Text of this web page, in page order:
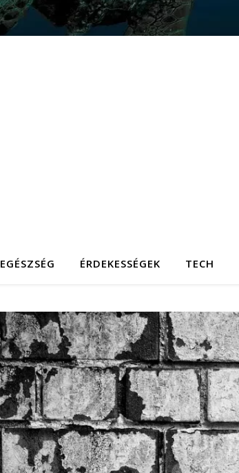
EGÉSZSÉG ÉRDEKESSÉGEK TECH